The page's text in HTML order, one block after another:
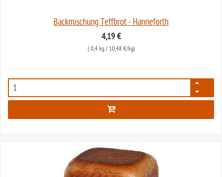
Backmischung Teffbrot - Hanneforth
4,19 €
( 0,4 kg/ 10,48 €/kg)
487